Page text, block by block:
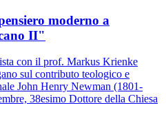
moderno a
II"
con il prof. Markus Krienke
sul contributo teologico e
John Henry Newman (1801-
38esimo Dottore della Chiesa